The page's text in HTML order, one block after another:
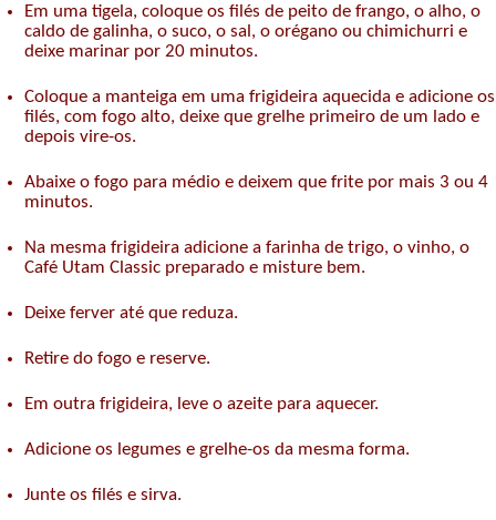
Em uma tigela, coloque os filés de peito de frango, o alho, o
caldo de galinha, o suco, o sal, o orégano ou chimichurri e
deixe marinar por 20 minutos.
Coloque a manteiga em uma frigideira aquecida e adicione os
filés, com fogo alto, deixe que grelhe primeiro de um lado e
depois vire-os.
Abaixe o fogo para médio e deixem que frite por mais 3 ou 4
minutos.
Na mesma frigideira adicione a farinha de trigo, o vinho, o
Café Utam Classic preparado e misture bem.
Deixe ferver até que reduza.
Retire do fogo e reserve.
Em outra frigideira, leve o azeite para aquecer.
Adicione os legumes e grelhe-os da mesma forma.
Junte os filés e sirva.